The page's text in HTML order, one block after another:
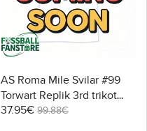
AS Roma Mile Svilar #99
Torwart Replik 3rd trikot
2025-26 Kurzarm
37.95€ 99.88€